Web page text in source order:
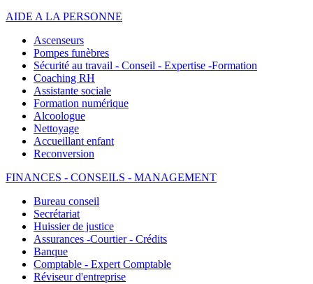
AIDE A LA PERSONNE
Ascenseurs
Pompes funèbres
Sécurité au travail - Conseil - Expertise -Formation
Coaching RH
Assistante sociale
Formation numérique
Alcoologue
Nettoyage
Accueillant enfant
Reconversion
FINANCES - CONSEILS - MANAGEMENT
Bureau conseil
Secrétariat
Huissier de justice
Assurances -Courtier - Crédits
Banque
Comptable - Expert Comptable
Réviseur d'entreprise